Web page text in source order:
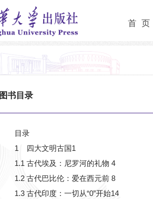
首 页
图书目录
目录
1 四大文明古国1
1.1 古代埃及：尼罗河的礼物 4
1.2 古代巴比伦：爱在西元前 8
1.3 古代印度：一切从“0”开始14